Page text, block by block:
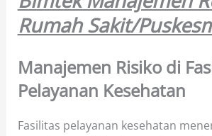
Rumah Sakit/
Manajemen Risiko di
Pelayanan Kesehatan
Fasilitas pelayanan kesehatan